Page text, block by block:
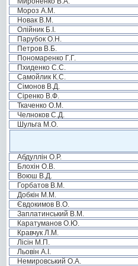
Мороз А.М.
Новак В.М.
Олійник Б.І.
Парубок О.Н.
Петров В.Б.
Пономаренко Г.Г.
Пхиденко С.С.
Самойлик К.С.
Сімонов В.Д.
Сіренко В.Ф.
Ткаченко О.М.
Челноков С.Д.
Шульга М.О.
Абдуллін О.Р.
Блохін О.В.
Воюш В.Д.
Горбатов В.М.
Добкін М.М.
Євдокимов В.О.
Заплатинський В.М.
Каратуманов О.Ю.
Кравчук Л.М.
Лісін М.П.
Льовін А.І.
Немировський О.А.